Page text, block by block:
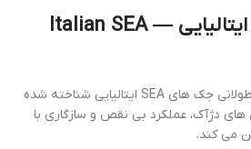
جک پارکینگ SEA ایتالیایی — Italian SEA
کیفیت بالای ساخت و دوام طولانی جک های SEA ایتالیایی شناخته شده
دژآک، عملکرد بی نقص و سازگاری با
می کند.